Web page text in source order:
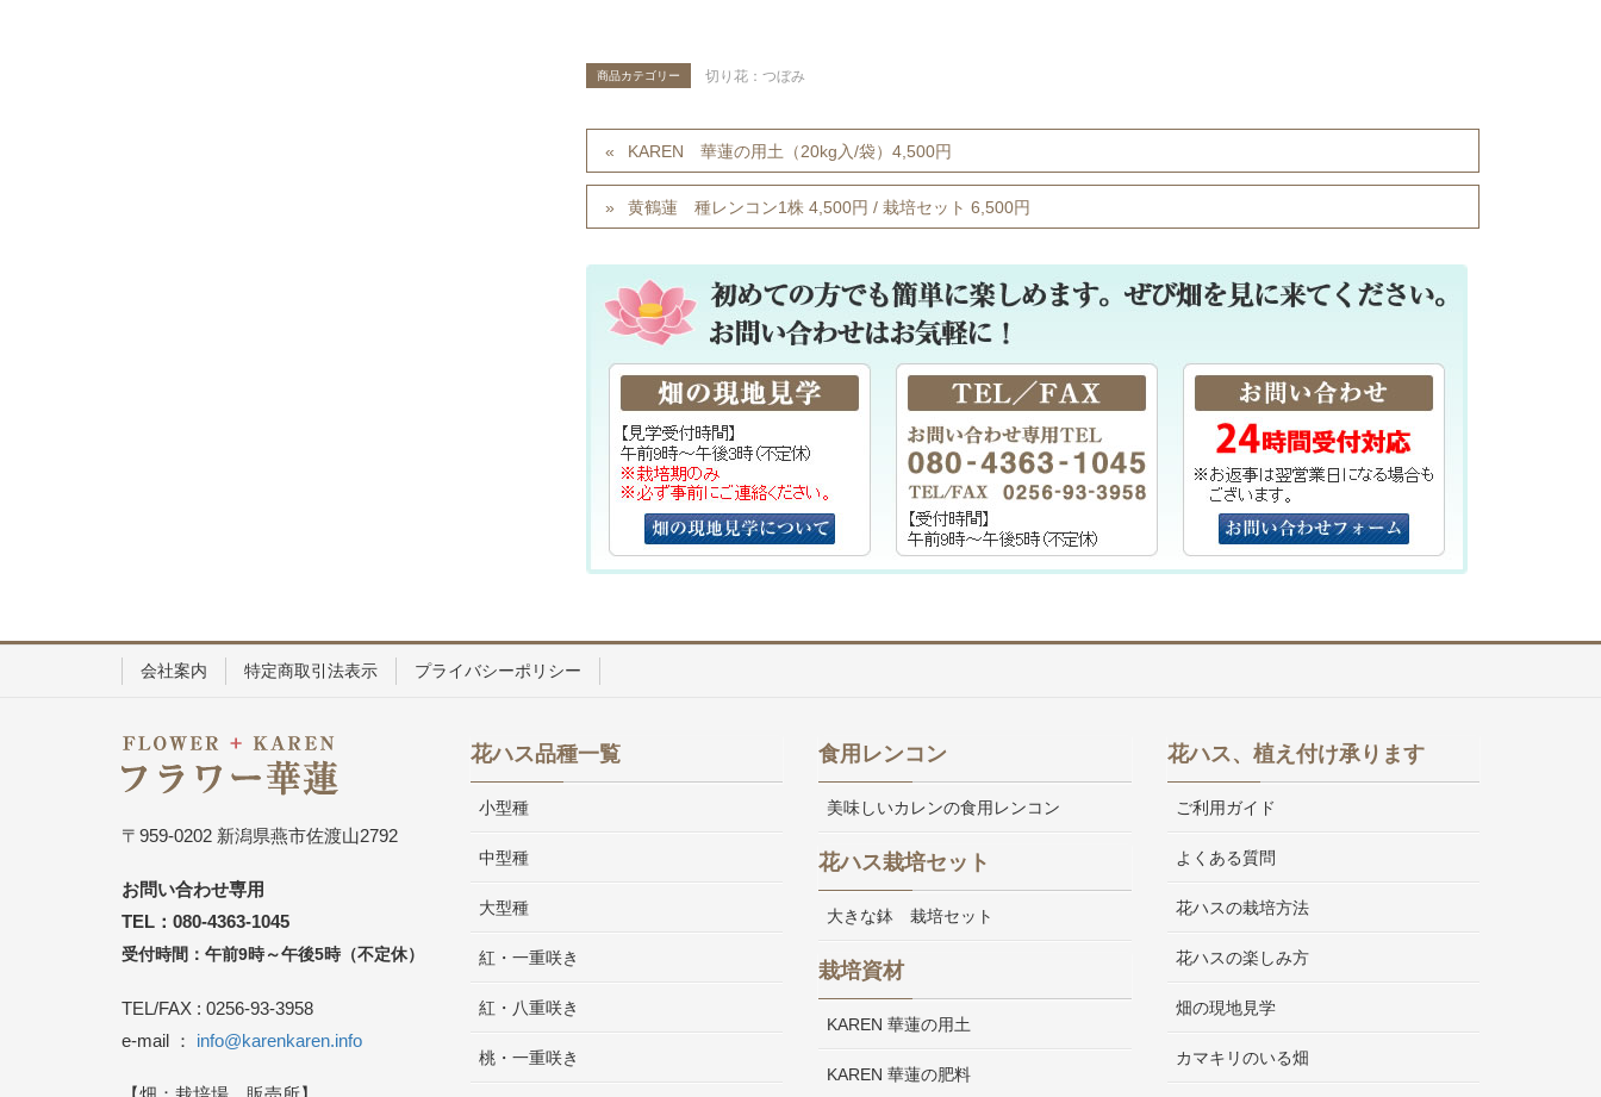
商品カテゴリー 切り花：つぼみ
KAREN 華蓮の用土（20kg入/袋）4,500円
黄鶴蓮 種レンコン1株 4,500円 / 栽培セット 6,500円
会社案内 特定商取引法表示 プライバシーポリシー
〒959-0202 新潟県燕市佐渡山2792
お問い合わせ専用
TEL：080-4363-1045
受付時間：午前9時～午後5時（不定休）
TEL/FAX : 0256-93-3958
e-mail ： info@karenkaren.info
花ハス品種一覧
小型種
中型種
大型種
紅・一重咲き
紅・八重咲き
桃・一重咲き
食用レンコン
美味しいカレンの食用レンコン
花ハス栽培セット
大きな鉢 栽培セット
栽培資材
KAREN 華蓮の用土
KAREN 華蓮の肥料
花ハス、植え付け承ります
ご利用ガイド
よくある質問
花ハスの栽培方法
花ハスの楽しみ方
畑の現地見学
カマキリのいる畑